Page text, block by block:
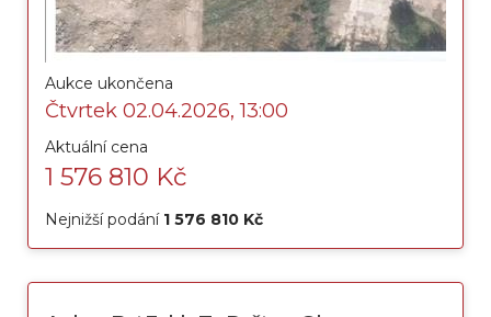
Aukce ukončena
Čtvrtek 02.04.2026, 13:00
Aktuální cena
1 576 810 Kč
Nejnižší podání 1 576 810 Kč